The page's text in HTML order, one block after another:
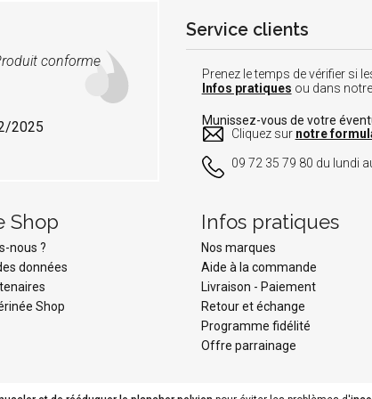
conforme
2025
Service clients
Prenez le temps de vérifier si
Infos pratiques ou dans
Munissez-vous de votre
Cliquez sur notre
09 72 35 79 80 du lundi
Shop
nous ?
données
Shop
Infos pratiques
Nos marques
Aide à la commande
Livraison - Paiement
Retour et échange
Programme fidélité
Offre parrainage